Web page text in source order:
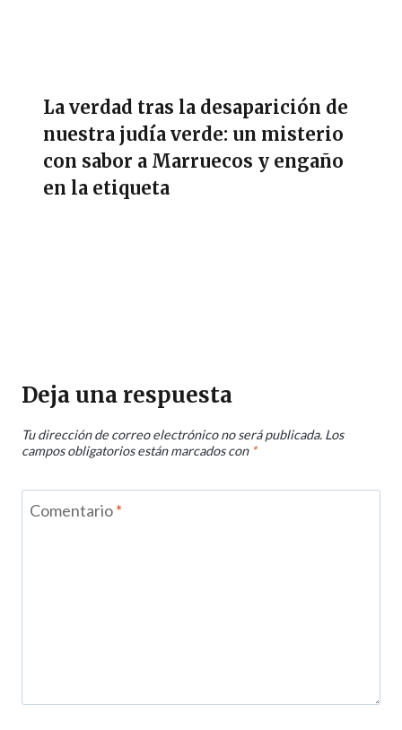
La verdad tras la desaparición de
nuestra judía verde: un misterio
con sabor a Marruecos y engaño
en la etiqueta
Deja una respuesta
Tu dirección de correo electrónico no será publicada. Los
campos obligatorios están marcados con *
Comentario*